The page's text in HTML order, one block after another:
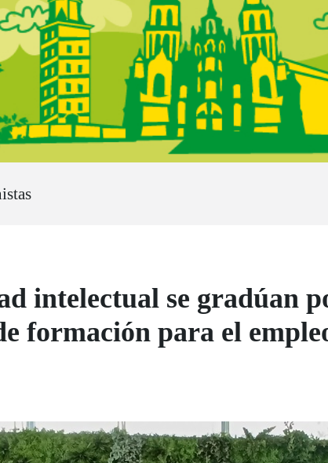
intelectual se gradúan
formación para el